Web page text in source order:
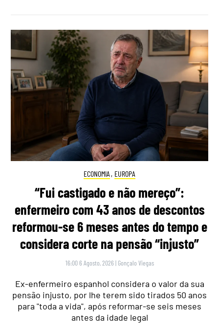
ECONOMIA , EUROPA
“Fui castigado e não mereço”:
enfermeiro com 43 anos de descontos
reformou-se 6 meses antes do tempo e
considera corte na pensão “injusto”
16:00 6 Agosto, 2026 | Gonçalo Viegas
Ex-enfermeiro espanhol considera o valor da sua
pensão injusto, por lhe terem sido tirados 50 anos
para "toda a vida", após reformar-se seis meses
antes da idade legal